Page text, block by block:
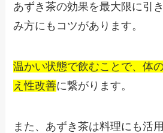
あずき茶の効果を最大限に引
み方にもコツがあります。
温かい状態で飲むことで、体
え性改善に繋がります。
また、あずき茶は料理にも活